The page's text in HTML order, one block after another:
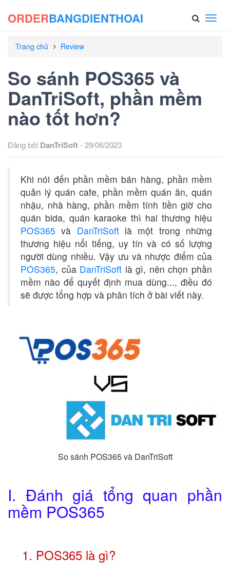
ORDERBANGDIENTHOAI
Trang chủ
Review
So sánh POS365 và
DanTriSoft, phần mềm
nào tốt hơn?
Đăng bởi DanTriSoft- 29/06/2023
Khi nói đến phần mềm bán hàng, phần mềm
quản lý quán cafe, phần mềm quán ăn, quán
nhậu, nhà hàng, phần mềm tính tiền giờ cho
quán bida, quán karaoke thì hai thương hiệu
POS365 và DanTriSoftlà một trong những
thương hiệu nổi tiếng, uy tín và có số lượng
người dùng nhiều. Vậy ưu và nhược điểm của
POS365, của DanTriSoft là gì, nên chọn phần
mềm nào để quyết định mua dùng..., điều đó
sẽ được tổng hợp và phân tích ở bài viết này.
So sánh POS365 và DanTriSoft
I. Đánh giá tổng quan phần
mềm POS365
1. POS365 là gì?